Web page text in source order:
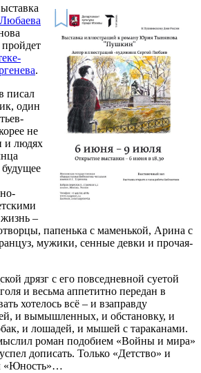
.
писал
один
не
и людях
–
папенька с маменькой, Арина с
мужики, сенные девки и прочая-
дрязг с его повседневной суетой
и весьма аппетитно передан в
хотелось всё – и взаправду
и вымышленных, и обстановку, и
и лошадей, и мышей с тараканами.
роман подобием «Войны и мира»
дописать. Только «Детство» и
«Юность»…